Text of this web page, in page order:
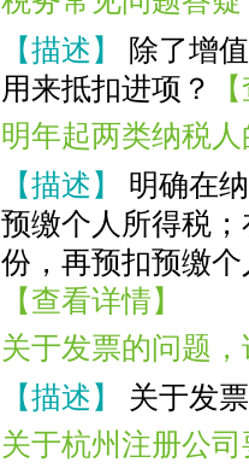
【描述】
除了增
用来抵扣进项？
明年起两类纳税
【描述】
明确在
预缴个人所得税
份，再预扣预缴
【查看详情】
关于发票的问题
【描述】
关于发
关于杭州注册公